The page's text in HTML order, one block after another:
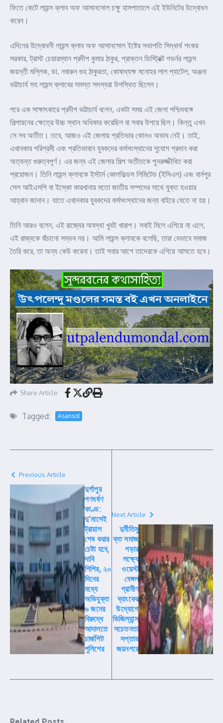
ফিতে কেটে লায়ন্স ক্লাব অফ আসানসোল চক্ষু হাসপাতালে এই ইউনিটের উদ্বোধন
করেন।
এদিনের উদ্বোধনী লায়ন্স ক্লাব অফ আসানসোল ইষ্টের সভাপতি সিদ্ধার্থ শংকর
সরকার, ট্রাস্ট চেয়ারম্যান প্রদীপ কুমার ঠাকুর, প্রাক্তন ডিস্ট্রিক্ট গভর্নর লায়ন্স
জয়ন্তী মল্লিক, ডা. নবারুন গুহ ঠাকুরতা, কোষাধ্যক্ষ মনোহর লাল প্যাটেল, অঞ্জনা
ভট্টাচার্য সহ লায়ন্স ক্লাবের সমস্ত সদস্যরা উপস্থিত ছিলেন।
পরে এক সাক্ষাৎকারে প্রদীপ ভট্টাচার্য বলেন, একটা সময় এই জেলা পশ্চিমবঙ্গে
শিল্পায়নের ক্ষেত্রে উচ্চ স্থান অধিকার করেছিল বা সবার উপরে ছিল। কিন্তু এখন
সে সব অতীত। তবে, আজও এই জেলায় প্রতিভার কোনও অভাব নেই। তাই,
এখানকার পরিশ্রমী এবং প্রতিভাবান যুবকদের কর্মসংস্থানের সুযোগ প্রদান করা
অত্যন্ত গুরুত্বপূর্ণ। এর জন্য এই জেলার শিল্প অতীতকে পুনরুজ্জীবিত করা
প্রয়োজন। তিনি লায়ন্স ক্লাবকে ইস্টার্ন কোলফিল্ডস লিমিটেড (ইসিএল) এবং বার্নপুর
সেল আইএসপি বা ইস্কো কারখানায় মতো জাতীয় সম্পদের সাথে যুক্ত হওয়ার
আহ্বান জানান। যাতে এখানকার যুবকদের কর্মসংস্থানের জন্য বাইরে যেতে না হয়।
তিনি আরও বলেন, এই রাজ্যের অবস্থা খুবই খারাপ। সবাই মিলে এগিয়ে না এলে,
এই রাজ্যকে বাঁচানো সম্ভব নয়। আমি লায়ন্স ক্লাবকে বলেছি, তারা যেভাবে সমাজ
তৈরি করে, তা অন্য কেউ করেনা। তাই সবার আগে তাদেরকে এগিয়ে আসতে হবে।
Share Article
Tagged: Asansol
Previous Article
দুর্গাপুর
গণধর্ষণ
কাণ্ড:
দু’মাসেই
ট্রায়াল
শেষ করার
চেষ্টা হবে,
দাবি
পিপির, ২০
দিনের
মধ্যে
অভিযুক্ত
৬ জনের
বিরুদ্ধে
আদালতে
চার্জশিট
পুলিশের
Next Article
দুর্নীতিমু
ক্ত সমাজ
গড়ার
লক্ষ্যে
ওয়েস্ট
বেঙ্গল
গ্রামীণ
ব্যাংকের
উদ্যোগে
ভিজিল্যান্স
সচেতনতা
সপ্তাহ
জয়নগরে